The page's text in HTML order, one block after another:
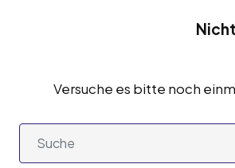
Versuche es bitte noch